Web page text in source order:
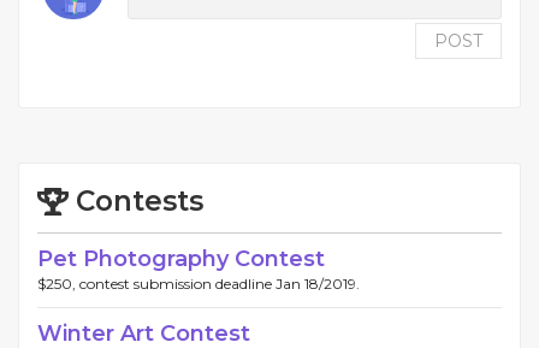
POST
Contests
Pet Photography Contest
$250, contest submission deadline Jan 18/2019.
Winter Art Contest